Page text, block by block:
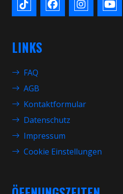
LINKS
FAQ
AGB
Kontaktformular
Datenschutz
Impressum
Cookie Einstellungen